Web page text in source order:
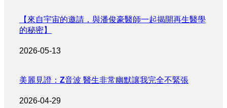
【來自宇宙的邀請，與潘俊豪醫師一起揭開再生醫學
的秘密】
2026-05-13
美麗見證：Z音波 醫生非常幽默讓我完全不緊張
2026-04-29